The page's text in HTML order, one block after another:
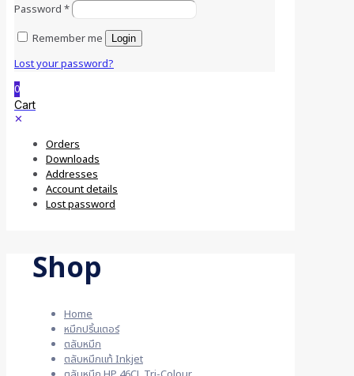
Password *
Remember me
Login
Lost your password?
0
Cart
✕
Orders
Downloads
Addresses
Account details
Lost password
Shop
Home
หมึกปริ้นเตอร์
ตลับหมึก
ตลับหมึกแท้ Inkjet